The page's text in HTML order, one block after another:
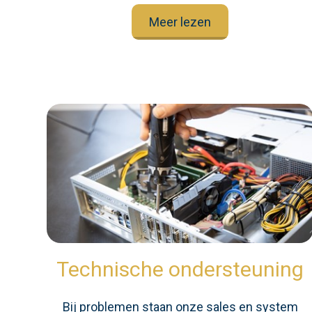
Meer lezen
Technische ondersteuning
Bij problemen staan onze sales en system